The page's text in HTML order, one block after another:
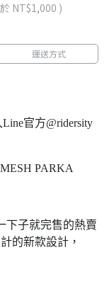
NT$1,000 )
運送方式
官方@ridersity
PARKA
下子就完售的熱賣
的新款設計，